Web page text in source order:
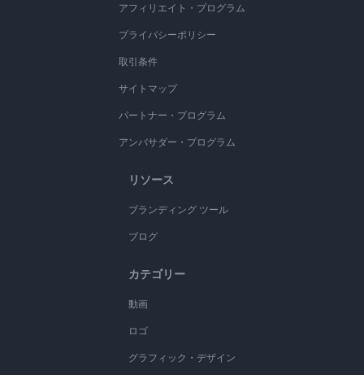
アフィリエイト・プログラム
プライバシーポリシー
取引条件
サイトマップ
パートナー・プログラム
アンバサダー・プログラム
リソース
ブランディング ツール
ブログ
カテゴリー
動画
ロゴ
グラフィック・デザイン